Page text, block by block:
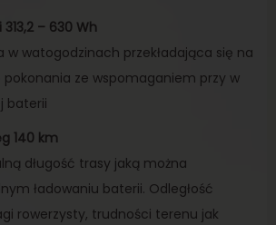
– 630 Wh
w watogodzinach przekładająca się na
pokonania ze wspomaganiem przy w
baterii
140 km
długość trasy jaką można
ładowaniu baterii. Odległość
rowerzysty, trudności terenu jak